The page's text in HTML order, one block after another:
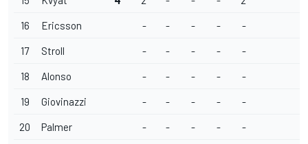
16 Ericsson - - - - -
17 Stroll - - - - -
18 Alonso - - - - -
19 Giovinazzi - - - - -
20 Palmer - - - - -